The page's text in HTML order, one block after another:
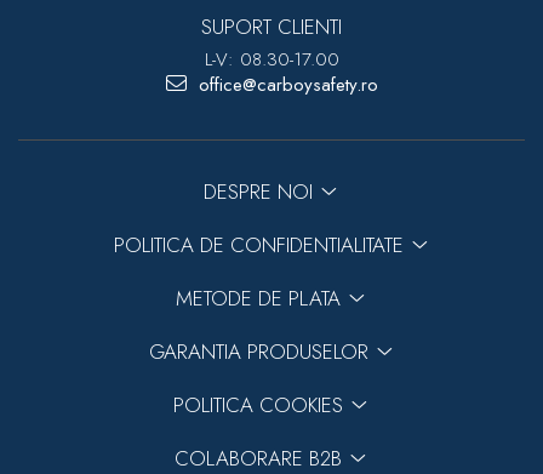
SUPORT CLIENTI
L-V: 08.30-17.00
office@carboysafety.ro
DESPRE NOI
POLITICA DE CONFIDENTIALITATE
METODE DE PLATA
GARANTIA PRODUSELOR
POLITICA COOKIES
COLABORARE B2B